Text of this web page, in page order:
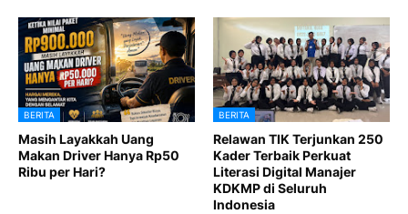
BERITA
Masih Layakkah Uang
Makan Driver Hanya Rp50
Ribu per Hari?
BERITA
Relawan TIK Terjunkan 250
Kader Terbaik Perkuat
Literasi Digital Manajer
KDKMP di Seluruh
Indonesia